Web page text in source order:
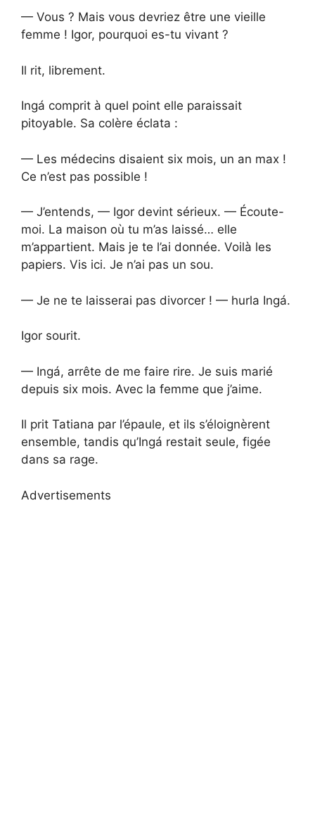
— Vous ? Mais vous devriez être une vieille
femme ! Igor, pourquoi es-tu vivant ?
Il rit, librement.
Ingá comprit à quel point elle paraissait
pitoyable. Sa colère éclata :
— Les médecins disaient six mois, un an max !
Ce n’est pas possible !
— J’entends, — Igor devint sérieux. — Écoute-
moi. La maison où tu m’as laissé… elle
m’appartient. Mais je te l’ai donnée. Voilà les
papiers. Vis ici. Je n’ai pas un sou.
— Je ne te laisserai pas divorcer ! — hurla Ingá.
Igor sourit.
— Ingá, arrête de me faire rire. Je suis marié
depuis six mois. Avec la femme que j’aime.
Il prit Tatiana par l’épaule, et ils s’éloignèrent
ensemble, tandis qu’Ingá restait seule, figée
dans sa rage.
Advertisements